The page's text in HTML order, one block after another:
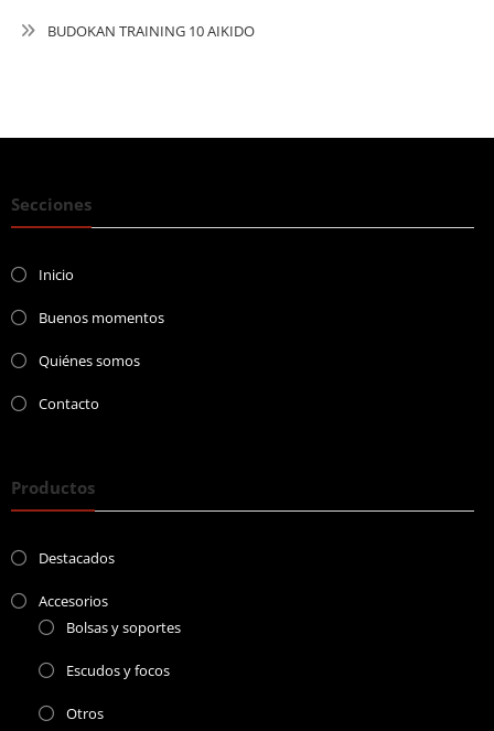
BUDOKAN TRAINING 10 AIKIDO
Secciones
Inicio
Buenos momentos
Quiénes somos
Contacto
Productos
Destacados
Accesorios
Bolsas y soportes
Escudos y focos
Otros